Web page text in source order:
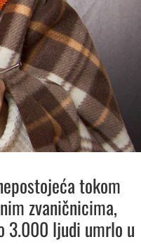
tokom
zvaničnicima,
3.000 ljudi umrlo u